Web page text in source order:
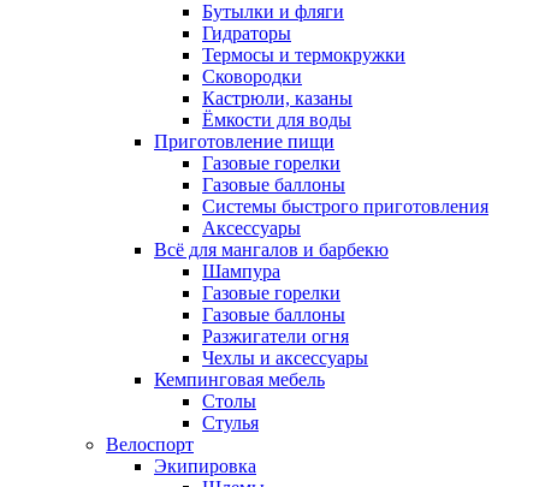
Бутылки и фляги
Гидраторы
Термосы и термокружки
Сковородки
Кастрюли, казаны
Ёмкости для воды
Приготовление пищи
Газовые горелки
Газовые баллоны
Системы быстрого приготовления
Аксессуары
Всё для мангалов и барбекю
Шампура
Газовые горелки
Газовые баллоны
Разжигатели огня
Чехлы и аксессуары
Кемпинговая мебель
Столы
Стулья
Велоспорт
Экипировка